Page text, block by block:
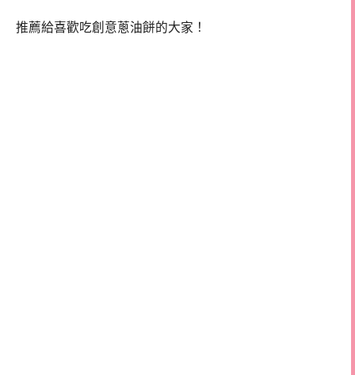
推薦給喜歡吃創意蔥油餅的大家！